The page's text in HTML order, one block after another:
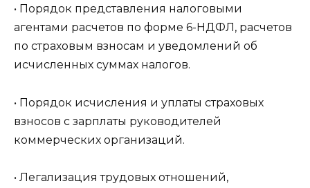
• Порядок представления налоговыми
агентами расчетов по форме 6-НДФЛ, расчетов
по страховым взносам и уведомлений об
исчисленных суммах налогов.
• Порядок исчисления и уплаты страховых
взносов с зарплаты руководителей
коммерческих организаций.
• Легализация трудовых отношений,